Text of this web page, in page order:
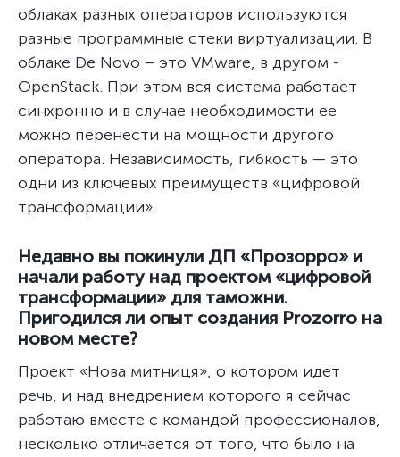
облаках разных операторов используются
разные программные стеки виртуализации. В
облаке De Novo – это VMware, в другом -
OpenStack. При этом вся система работает
синхронно и в случае необходимости ее
можно перенести на мощности другого
оператора. Независимость, гибкость — это
одни из ключевых преимуществ «цифровой
трансформации».
Недавно вы покинули ДП «Прозорро» и
начали работу над проектом «цифровой
трансформации» для таможни.
Пригодился ли опыт создания Prozorro на
новом месте?
Проект «Нова митниця», о котором идет
речь, и над внедрением которого я сейчас
работаю вместе с командой профессионалов,
несколько отличается от того, что было на